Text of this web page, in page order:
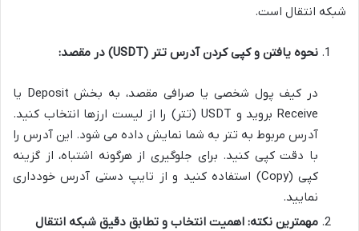
شبکه انتقال است.
نحوه یافتن و کپی کردن آدرس تتر (USDT) در مقصد:
در کیف پول شخصی یا صرافی مقصد، به بخش Deposit یا
Receive بروید و USDT (تتر) را از لیست ارزها انتخاب کنید.
آدرس مربوط به تتر به شما نمایش داده می شود. این آدرس را
با دقت کپی کنید. برای جلوگیری از هرگونه اشتباه، از گزینه
کپی (Copy) استفاده کنید و از تایپ دستی آدرس خودداری
نمایید.
مهمترین نکته: اهمیت انتخاب و تطابق دقیق شبکه انتقال